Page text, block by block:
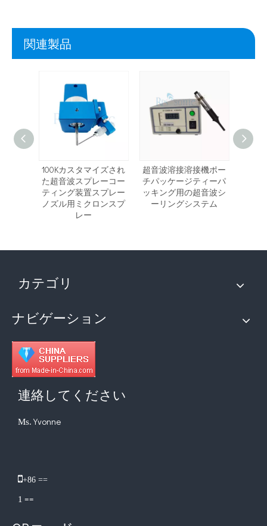
関連製品
100Kカスタマイズされ
た超音波スプレーコー
ティング装置スプレー
ノズル用ミクロンスプ
レー
超音波溶接溶接機ポー
チパッケージティーパ
ッキング用の超音波シ
ーリングシステム
カテゴリ
ナビゲーション
連絡してください
Ms. Yvonne
+86 ==
1 ==